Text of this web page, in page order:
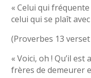
« Celui qui
celui qui se plaît
(Proverbes 13 verset
« Voici, oh ! Qu’il
frères de demeurer